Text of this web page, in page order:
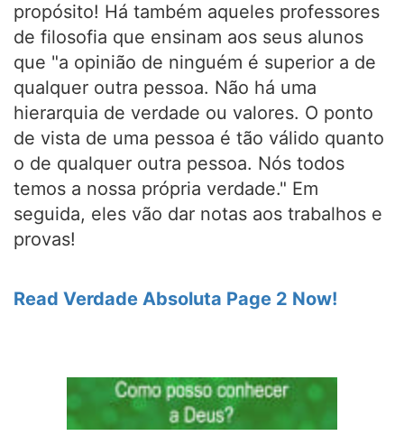
propósito! Há também aqueles professores
de filosofia que ensinam aos seus alunos
que "a opinião de ninguém é superior a de
qualquer outra pessoa. Não há uma
hierarquia de verdade ou valores. O ponto
de vista de uma pessoa é tão válido quanto
o de qualquer outra pessoa. Nós todos
temos a nossa própria verdade." Em
seguida, eles vão dar notas aos trabalhos e
provas!
Read Verdade Absoluta Page 2 Now!